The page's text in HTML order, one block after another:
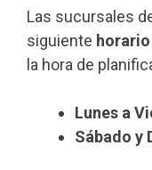
Las sucursales
siguiente
la hora de
Lunes a
Sábado y